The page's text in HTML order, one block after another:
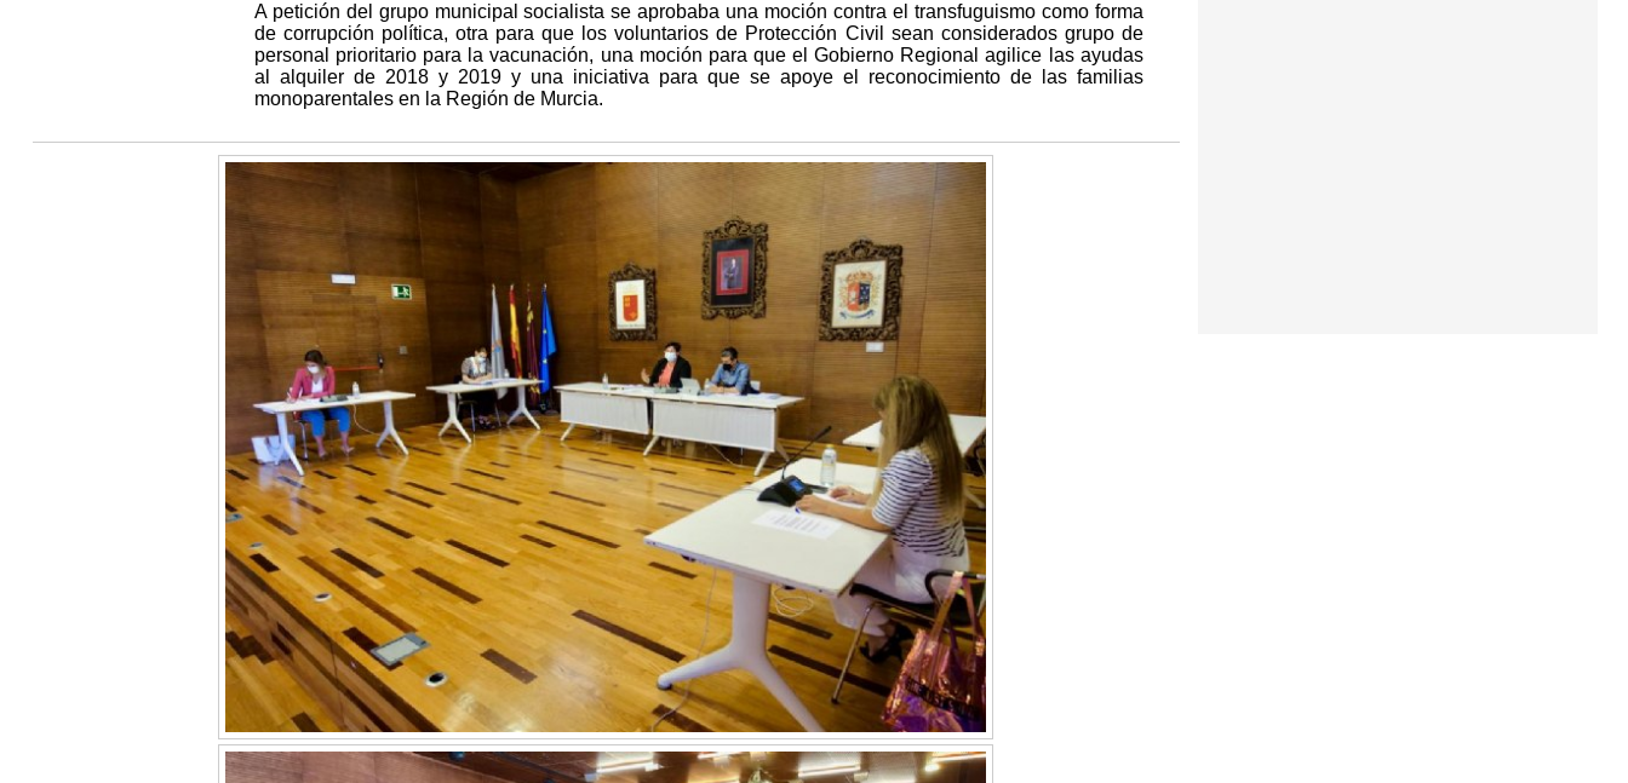
A petición del grupo municipal socialista se aprobaba una moción contra el transfuguismo como forma
de corrupción política, otra para que los voluntarios de Protección Civil sean considerados grupo de
personal prioritario para la vacunación, una moción para que el Gobierno Regional agilice las ayudas
al alquiler de 2018 y 2019 y una iniciativa para que se apoye el reconocimiento de las familias
monoparentales en la Región de Murcia.